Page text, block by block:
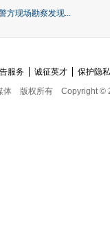
方现场勘察发现...
服务 诚征英才
保护隐
体
版权所有 Copyright ©